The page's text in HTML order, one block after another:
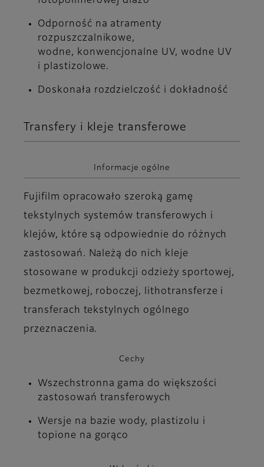
Odporność na atramenty
rozpuszczalnikowe,
wodne, konwencjonalne UV, wodne UV
i plastizolowe.
Doskonała rozdzielczość i dokładność
Transfery i kleje transferowe
Informacje ogólne
Fujifilm opracowało szeroką gamę
tekstylnych systemów transferowych i
klejów, które są odpowiednie do różnych
zastosowań. Należą do nich kleje
stosowane w produkcji odzieży sportowej,
bezmetkowej, roboczej, lithotransferze i
transferach tekstylnych ogólnego
przeznaczenia.
Cechy
Wszechstronna gama do większości
zastosowań transferowych
Wersje na bazie wody, plastizolu i
topione na gorąco